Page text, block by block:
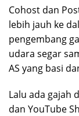
Cohost dan
lebih jauh ke
pengembang
udara segar
AS yang basi
Lalu ada gajah
dan YouTube